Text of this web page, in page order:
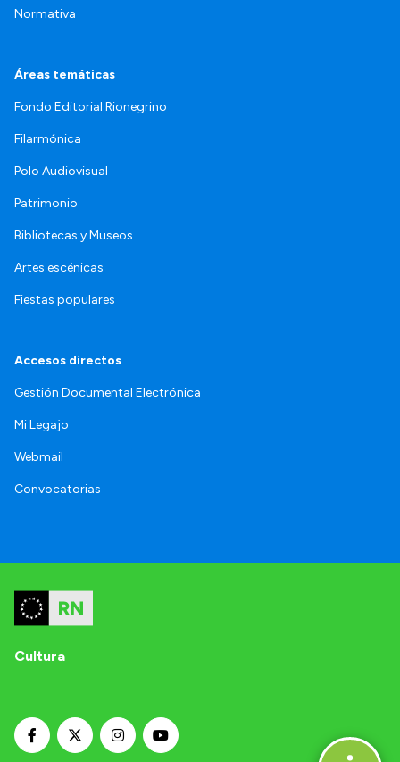
Normativa
Áreas temáticas
Fondo Editorial Rionegrino
Filarmónica
Polo Audiovisual
Patrimonio
Bibliotecas y Museos
Artes escénicas
Fiestas populares
Accesos directos
Gestión Documental Electrónica
Mi Legajo
Webmail
Convocatorias
Cultura